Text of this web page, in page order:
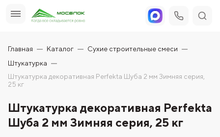
Главная Каталог
Сухие строительные смеси
Штукатурка
Штукатурка декоративная Perfekta Шуба 2 мм Зимняя серия,
25 кг
Штукатурка декоративная Perfekta
Шуба 2 мм Зимняя серия, 25 кг